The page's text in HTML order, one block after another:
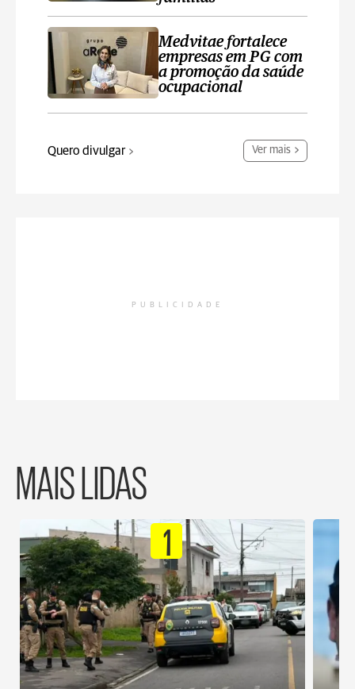
Medvitae fortalece
empresas em PG com
a promoção da saúde
ocupacional
Quero divulgar Ver mais
PUBLICIDADE
MAIS LIDAS
1